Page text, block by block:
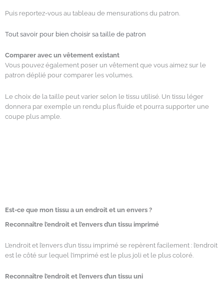
Puis reportez-vous au tableau de mensurations du patron.
Tout savoir pour bien choisir sa taille de patron
Comparer avec un vêtement existant
Vous pouvez également poser un vêtement que vous aimez sur le
patron déplié pour comparer les volumes.
Le choix de la taille peut varier selon le tissu utilisé. Un tissu léger
donnera par exemple un rendu plus fluide et pourra supporter une
coupe plus ample.
Est-ce que mon tissu a un endroit et un envers ?
Reconnaître l’endroit et l’envers d’un tissu imprimé
L’endroit et l’envers d’un tissu imprimé se repèrent facilement : l’endroit
est le côté sur lequel l’imprimé est le plus joli et le plus coloré.
Reconnaître l’endroit et l’envers d’un tissu uni